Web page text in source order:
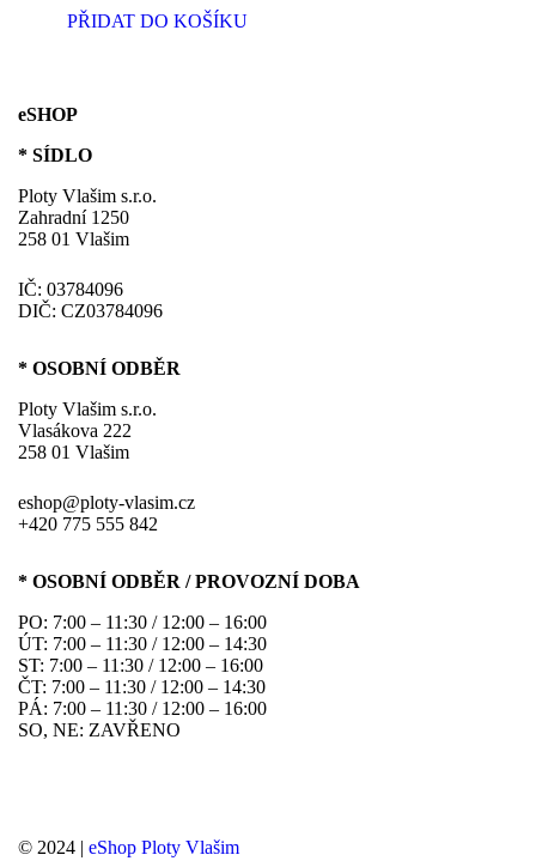
PŘIDAT DO KOŠÍKU
eSHOP
* SÍDLO
Ploty Vlašim s.r.o.
Zahradní 1250
258 01 Vlašim
IČ: 03784096
DIČ: CZ03784096
* OSOBNÍ ODBĚR
Ploty Vlašim s.r.o.
Vlasákova 222
258 01 Vlašim
eshop@ploty-vlasim.cz
+420 775 555 842
* OSOBNÍ ODBĚR / PROVOZNÍ DOBA
PO: 7:00 – 11:30 / 12:00 – 16:00
ÚT: 7:00 – 11:30 / 12:00 – 14:30
ST: 7:00 – 11:30 / 12:00 – 16:00
ČT: 7:00 – 11:30 / 12:00 – 14:30
PÁ: 7:00 – 11:30 / 12:00 – 16:00
SO, NE: ZAVŘENO
© 2024 | eShop Ploty Vlašim